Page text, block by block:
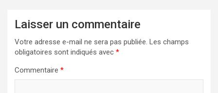
Laisser un commentaire
Votre adresse e-mail ne sera pas publiée. Les champs
obligatoires sont indiqués avec *
Commentaire *